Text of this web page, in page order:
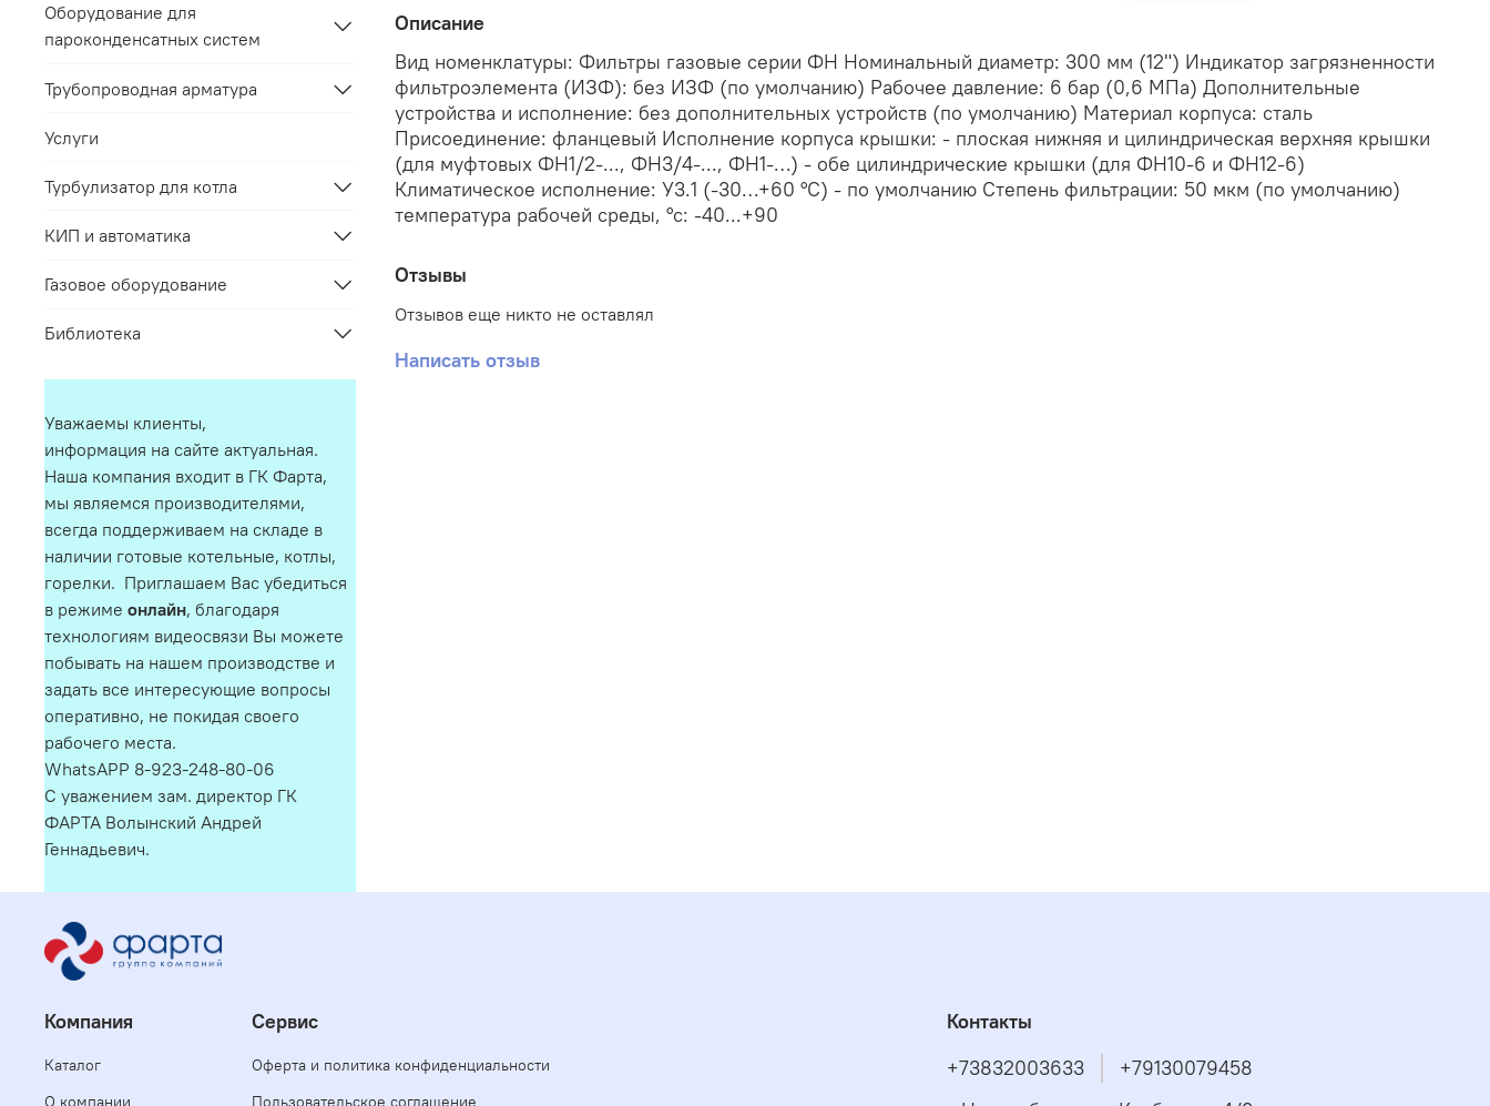
Описание
Вид номенклатуры: Фильтры газовые серии ФН Номинальный диаметр: 300 мм (12") Индикатор загрязненности
фильтроэлемента (ИЗФ): без ИЗФ (по умолчанию) Рабочее давление: 6 бар (0,6 МПа) Дополнительные
устройства и исполнение: без дополнительных устройств (по умолчанию) Материал корпуса: сталь
Присоединение: фланцевый Исполнение корпуса крышки: - плоская нижняя и цилиндрическая верхняя крышки
(для муфтовых ФН1/2-..., ФН3/4-..., ФН1-…) - обе цилиндрические крышки (для ФН10-6 и ФН12-6)
Климатическое исполнение: У3.1 (-30…+60 °С) - по умолчанию Степень фильтрации: 50 мкм (по умолчанию)
температура рабочей среды, °с: -40...+90
Отзывы
Отзывов еще никто не оставлял
Написать отзыв
Оборудование для
пароконденсатных систем
Трубопроводная арматура
Услуги
Турбулизатор для котла
КИП и автоматика
Газовое оборудование
Библиотека
Уважаемы клиенты,
информация на сайте актуальная.
Наша компания входит в ГК Фарта,
мы являемся производителями,
всегда поддерживаем на складе в
наличии готовые котельные, котлы,
горелки. Приглашаем Вас убедиться
в режиме онлайн, благодаря
технологиям видеосвязи Вы можете
побывать на нашем производстве и
задать все интересующие вопросы
оперативно, не покидая своего
рабочего места.
WhatsAPP 8-923-248-80-06
С уважением зам. директор ГК
ФАРТА Волынский Андрей
Геннадьевич.
Компания
Каталог
О компании
Сервис
Оферта и политика конфиденциальности
Пользовательское соглашение
Контакты
+73832003633
+79130079458